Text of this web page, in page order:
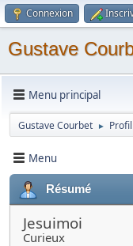
Connexion
Gustave
Menu principal
Gustave Courbet ►
Menu
Résumé
Jesuimoi
Curieux